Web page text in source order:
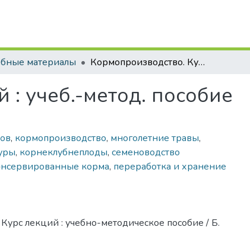
материалы Кормопроизводство. Курс лекций : учеб.-метод. пособие
: учеб.-метод. пособие
, кормопроизводство, многолетние травы,
, корнеклубнеплоды, семеноводство
корма, переработка и хранение
лекций : учебно-методическое пособие / Б.